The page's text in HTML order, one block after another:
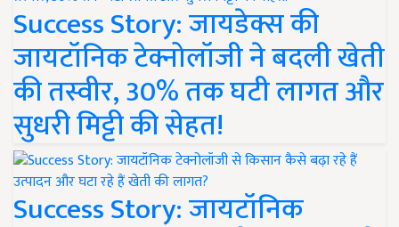
Success Story: जायडेक्स की
जायटॉनिक टेक्नोलॉजी ने बदली खेती
की तस्वीर, 30% तक घटी लागत और
सुधरी मिट्टी की सेहत!
Success Story: जायटॉनिक